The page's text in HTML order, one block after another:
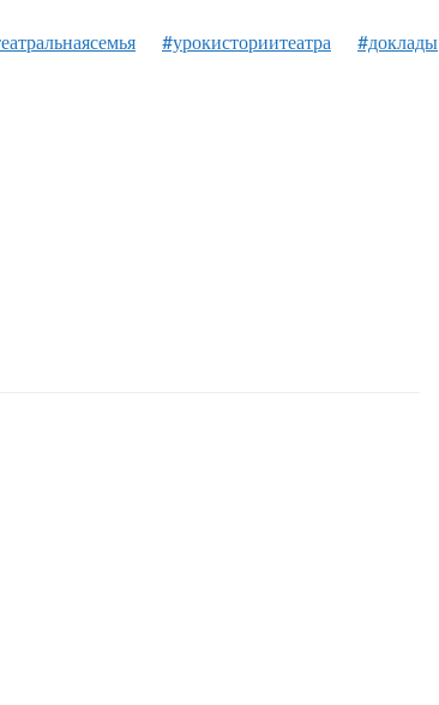
#урокисториитеатра #доклады